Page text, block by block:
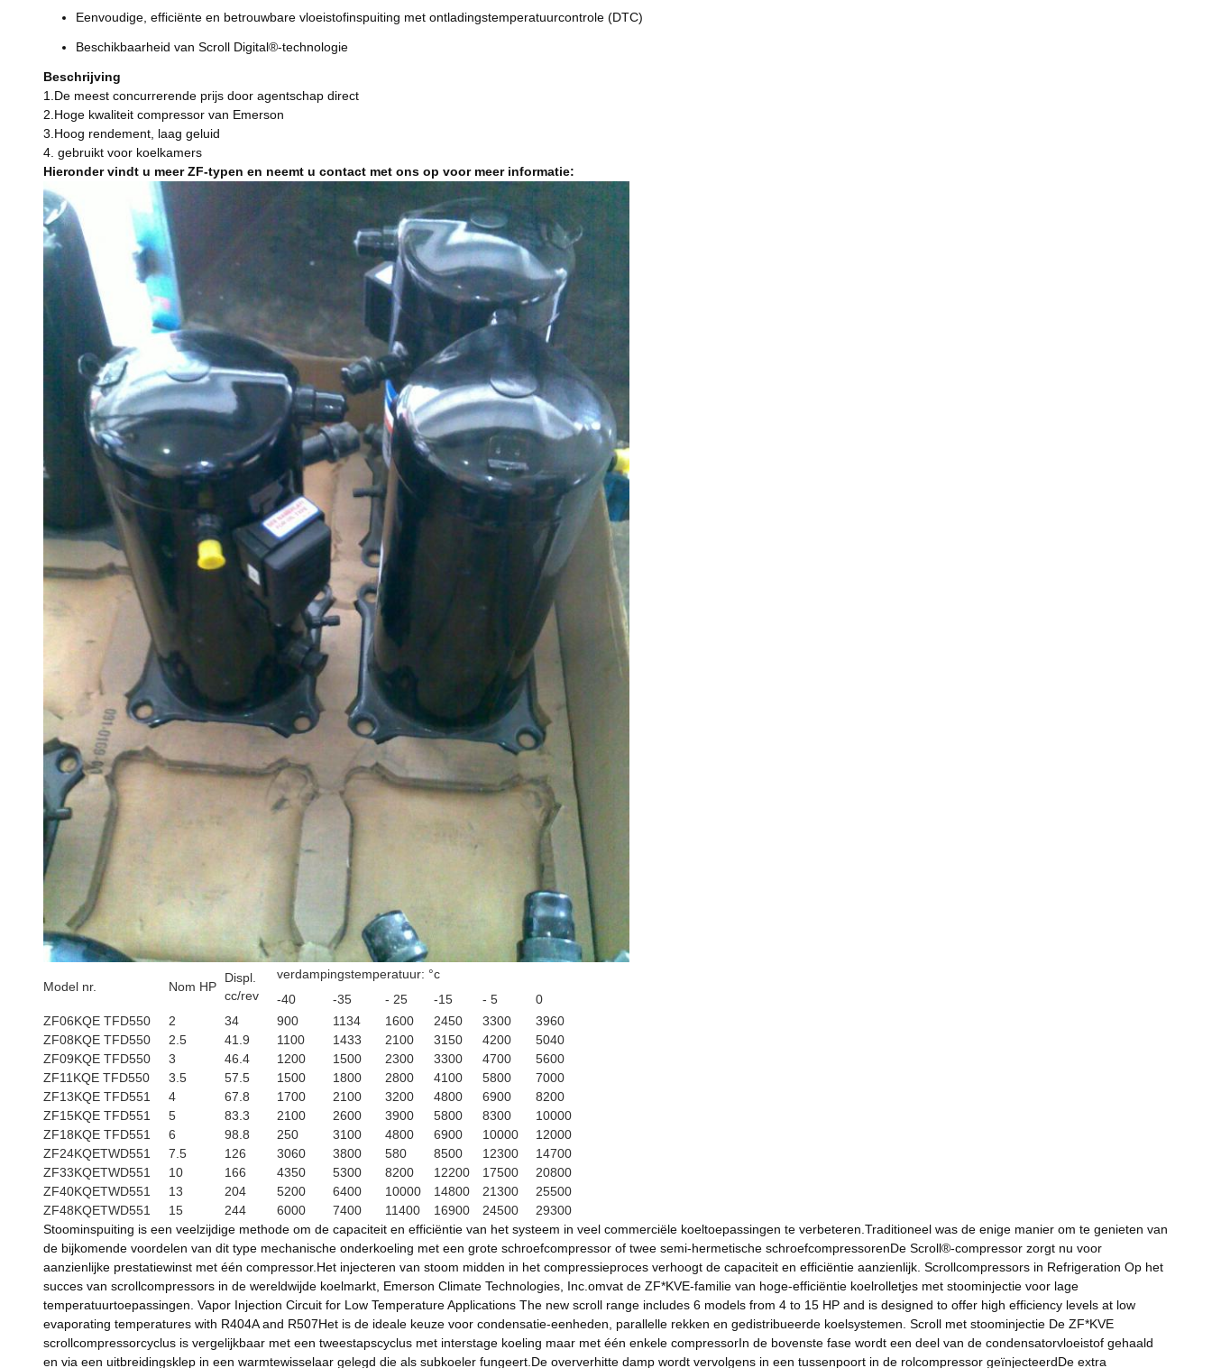
Eenvoudige, efficiënte en betrouwbare vloeistofinspuiting met ontladingstemperatuurcontrole (DTC)
Beschikbaarheid van Scroll Digital®-technologie
Beschrijving
1.De meest concurrerende prijs door agentschap direct
2.Hoge kwaliteit compressor van Emerson
3.Hoog rendement, laag geluid
4. gebruikt voor koelkamers
Hieronder vindt u meer ZF-typen en neemt u contact met ons op voor meer informatie:
Model nr. Nom HP
Displ.
cc/rev
verdampingstemperatuur: °c
-40
-35 - 25 -15 - 5
0
ZF06KQE TFD550
2 34 900 1134 1600 2450 3300
3960
ZF08KQE TFD550
2.5 41.9 1100 1433 2100 3150 4200
5040
ZF09KQE TFD550
3 46.4 1200 1500 2300 3300 4700
5600
ZF11KQE TFD550
3.5 57.5 1500 1800 2800 4100 5800
7000
ZF13KQE TFD551
4 67.8 1700 2100 3200 4800 6900
8200
ZF15KQE TFD551
5 83.3 2100 2600 3900 5800 8300
10000
ZF18KQE TFD551
6 98.8 250 3100 4800 6900 10000
12000
ZF24KQETWD551
7.5 126 3060 3800 580 8500 12300
14700
ZF33KQETWD551
10 166 4350 5300 8200 12200 17500
20800
ZF40KQETWD551
13 204 5200 6400 10000 14800 21300
25500
ZF48KQETWD551
15 244 6000 7400 11400 16900 24500
29300
Stoominspuiting is een veelzijdige methode om de capaciteit en efficiëntie van het systeem in veel commerciële koeltoepassingen te verbeteren.Traditioneel was de enige manier om te genieten van
de bijkomende voordelen van dit type mechanische onderkoeling met een grote schroefcompressor of twee semi-hermetische schroefcompressorenDe Scroll®-compressor zorgt nu voor
aanzienlijke prestatiewinst met één compressor.Het injecteren van stoom midden in het compressieproces verhoogt de capaciteit en efficiëntie aanzienlijk. Scrollcompressors in Refrigeration Op het
succes van scrollcompressors in de wereldwijde koelmarkt, Emerson Climate Technologies, Inc.omvat de ZF*KVE-familie van hoge-efficiëntie koelrolletjes met stoominjectie voor lage
temperatuurtoepassingen. Vapor Injection Circuit for Low Temperature Applications The new scroll range includes 6 models from 4 to 15 HP and is designed to offer high efficiency levels at low
evaporating temperatures with R404A and R507Het is de ideale keuze voor condensatie-eenheden, parallelle rekken en gedistribueerde koelsystemen. Scroll met stoominjectie De ZF*KVE
scrollcompressorcyclus is vergelijkbaar met een tweestapscyclus met interstage koeling maar met één enkele compressorIn de bovenste fase wordt een deel van de condensatorvloeistof gehaald
en via een uitbreidingsklep in een warmtewisselaar gelegd die als subkoeler fungeert.De oververhitte damp wordt vervolgens in een tussenpoort in de rolcompressor geïnjecteerdDe extra